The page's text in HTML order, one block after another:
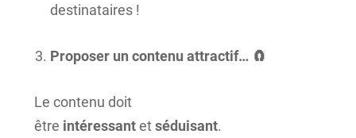
destinataires !
Proposer un contenu attractif… 🧲
Le contenu doit
être intéressantetséduisant.